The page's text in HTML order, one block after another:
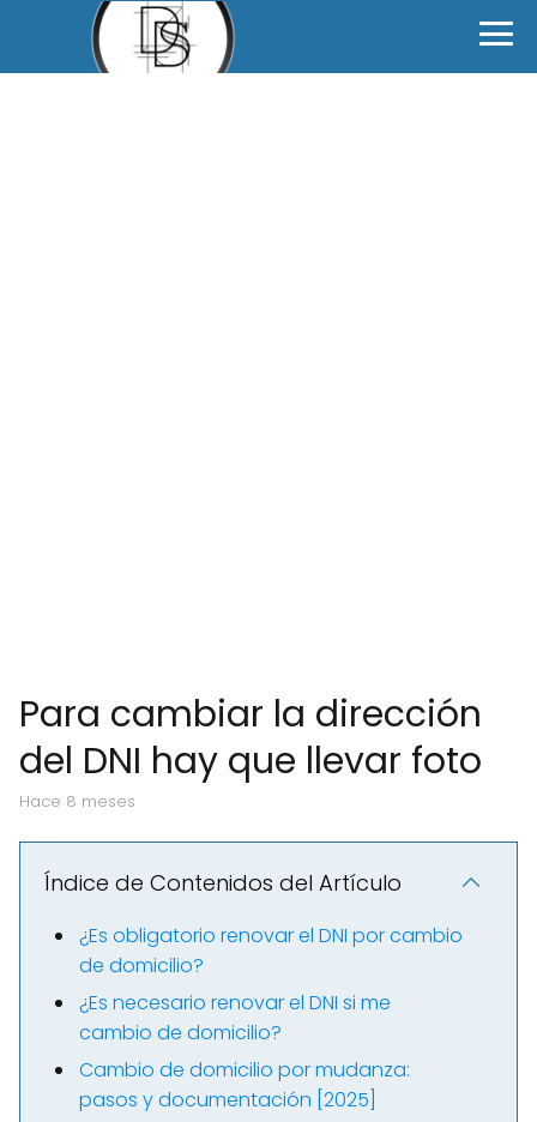
Para cambiar la dirección
del DNI hay que llevar foto
hace 8 meses
Índice de Contenidos del Artículo
¿Es obligatorio renovar el DNI por cambio
de domicilio?
¿Es necesario renovar el DNI si me
cambio de domicilio?
Cambio de domicilio por mudanza:
pasos y documentación [2025]